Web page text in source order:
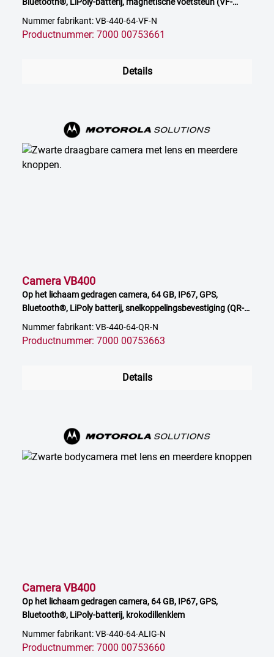
Nummer fabrikant: VB-440-64-VF-N
Productnummer: 7000 00753661
Details
Camera VB400
Op het lichaam gedragen camera, 64 GB, IP67, GPS,
Bluetooth®, LiPoly batterij, snelkoppelingsbevestiging (QR-
bevestiging)
Nummer fabrikant: VB-440-64-QR-N
Productnummer: 7000 00753663
Details
Camera VB400
Op het lichaam gedragen camera, 64 GB, IP67, GPS,
Bluetooth®, LiPoly-batterij, krokodillenklem
Nummer fabrikant: VB-440-64-ALIG-N
Productnummer: 7000 00753660